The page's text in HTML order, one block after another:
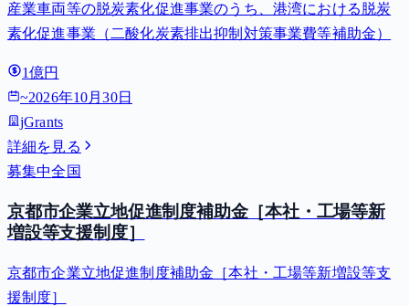
産業車両等の脱炭素化促進事業のうち、港湾における脱炭
素化促進事業（二酸化炭素排出抑制対策事業費等補助金）
1億円
~2026年10月30日
jGrants
詳細を見る
募集中全国
京都市企業立地促進制度補助金［本社・工場等新
増設等支援制度］
京都市企業立地促進制度補助金［本社・工場等新増設等支
援制度］